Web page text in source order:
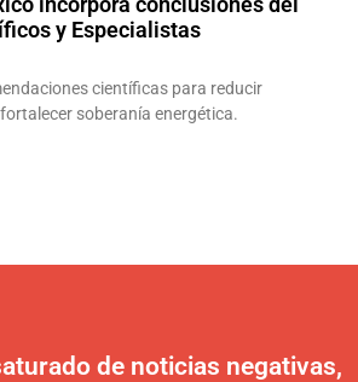
y Especialistas
científicas para reducir
soberanía energética.
de noticias negativas,